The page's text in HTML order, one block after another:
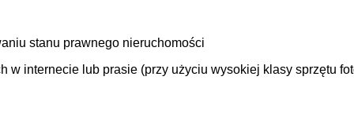
stanu prawnego nieruchomości
w internecie lub prasie (przy użyciu wysokiej klasy sprzętu